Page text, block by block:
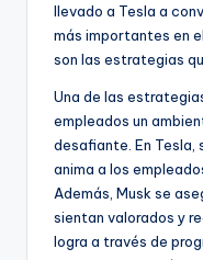
llevado a Tesla a
más importantes en
son las estrategias
Una de las
empleados un
desafiante. En
anima a los
Además, Musk se
sientan valorados y
logra a través de